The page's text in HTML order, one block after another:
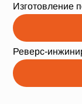
Изготовление
Реверс-